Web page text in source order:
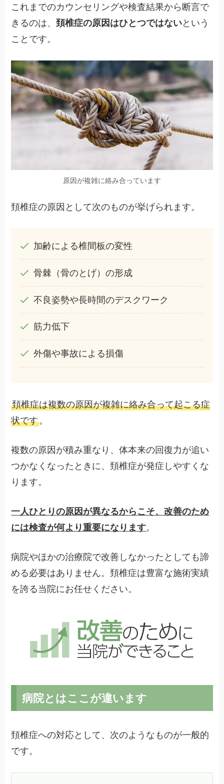
これまでのカウンセリングや検査結果から断言で
きるのは、頚椎症の原因はひとつではないという
ことです。
原因が複雑に絡み合っています
頚椎症の原因として次のものが挙げられます。
加齢による椎間板の変性
骨棘（骨のとげ）の形成
不良姿勢や長時間のデスクワーク
筋力低下
外傷や事故による損傷
頚椎症は複数の原因が複雑に絡み合って起こる症
状です。
複数の原因が積み重なり、体本来の回復力が追い
つかなくなったときに、頚椎症が発症しやすくな
ります。
一人ひとりの原因が異なるからこそ、改善のため
には検査が何より重要になります。
病院やほかの治療院で改善しなかったとしても諦
める必要はありません。頚椎症は豊富な施術実績
を誇る当院にお任せください。
病院とはここが違います
頚椎症への対応として、次のようなものが一般的
です。